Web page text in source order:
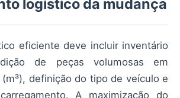
logístico da mudança
eficiente deve incluir inventário
de peças volumosas em
definição do tipo de veículo e
A maximização do